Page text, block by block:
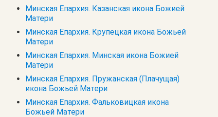
Минская Епархия. Казанская икона Божией
Матери
Минская Епархия. Крупецкая икона Божьей
Матери
Минская Епархия. Минская икона Божией
Матери
Минская Епархия. Пружанская (Плачущая)
икона Божьей Матери
Минская Епархия. Фальковицкая икона
Божьей Матери